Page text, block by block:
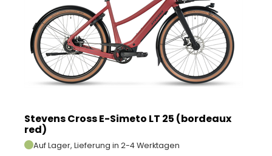
Stevens Cross E-Simeto LT 25 (bordeaux
red)
Auf Lager, Lieferung in 2-4 Werktagen